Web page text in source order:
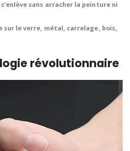
s’enlève sans arracher la peinture ni
sur leverre, métal, carrelage, bois,
révolutionnaire